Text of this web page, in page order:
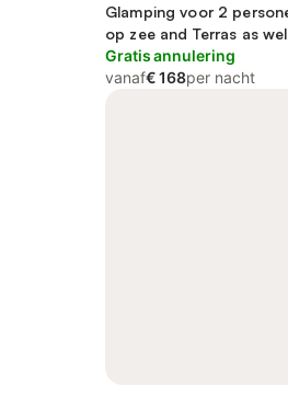
Glamping voor 2
op zee and Terras as
Gratis annulering
vanaf€ 168per nacht